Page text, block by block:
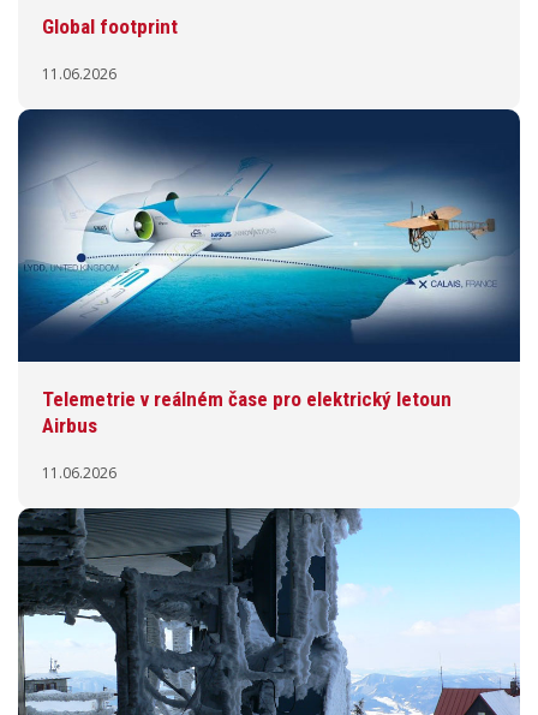
Global footprint
11.06.2026
Telemetrie v reálném čase pro elektrický letoun
Airbus
11.06.2026